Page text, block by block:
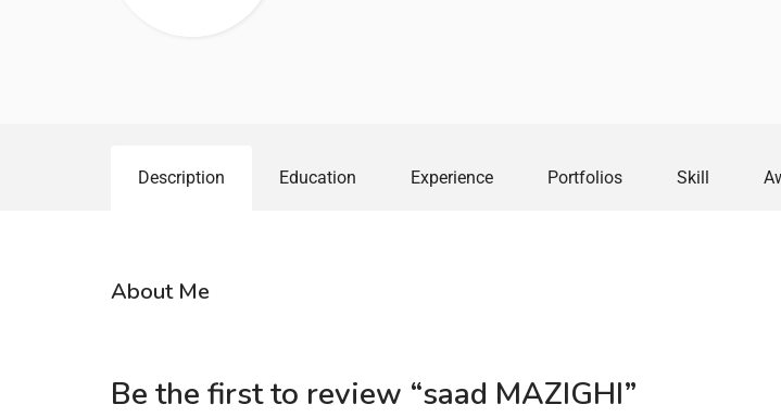
Description Education Experience Portfolios Skill
About Me
Be the first to review “saad MAZIGHI”